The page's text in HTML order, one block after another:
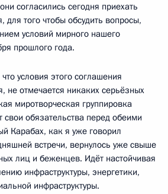
согласились сегодня приехать
для того чтобы обсудить вопросы,
условий мирного нашего
прошлого года.
условия этого соглашения
не отмечается никаких серьёзных
миротворческая группировка
обязательства перед обеими
Карабах, как я уже говорил
встречи, вернулось уже свыше
лиц и беженцев. Идёт настойчивая
инфраструктуры, энергетики,
инфраструктуры.